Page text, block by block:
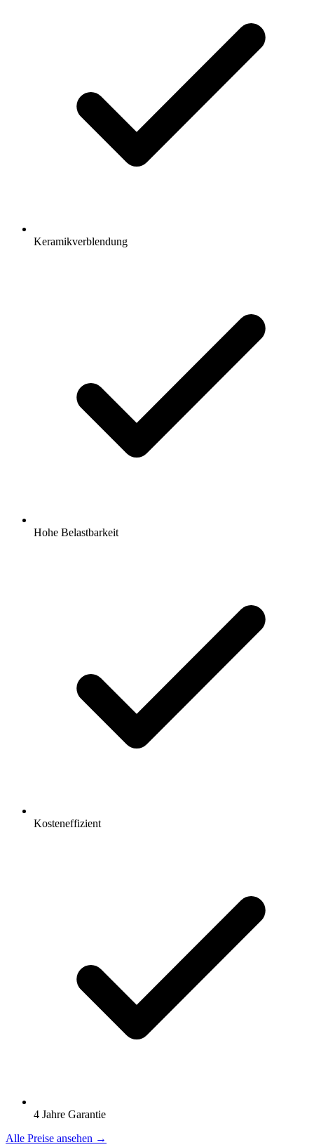
Keramikverblendung
Hohe Belastbarkeit
Kosteneffizient
4 Jahre Garantie
Alle Preise ansehen →